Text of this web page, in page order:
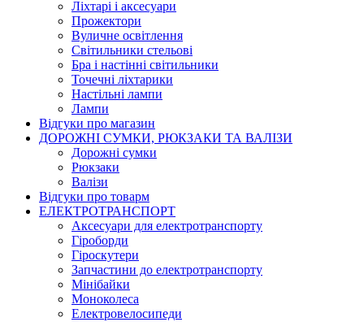
Ліхтарі і аксесуари
Прожектори
Вуличне освітлення
Світильники стельові
Бра і настінні світильники
Точечні ліхтарики
Настільні лампи
Лампи
Відгуки про магазин
ДОРОЖНІ СУМКИ, РЮКЗАКИ ТА ВАЛІЗИ
Дорожні сумки
Рюкзаки
Валізи
Відгуки про товарм
ЕЛЕКТРОТРАНСПОРТ
Аксесуари для електротранспорту
Гіроборди
Гіроскутери
Запчастини до електротранспорту
Мінібайки
Моноколеса
Електровелосипеди